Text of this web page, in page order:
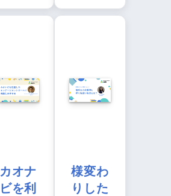
カオナ
ビを利
様変わ
りした